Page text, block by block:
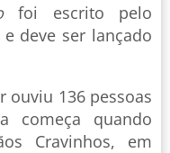
foi escrito pelo
deve ser lançado
ouviu 136 pessoas
começa quando
Cravinhos, em